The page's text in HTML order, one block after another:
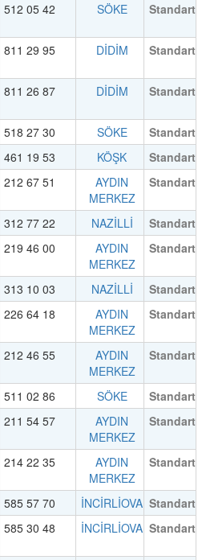
512 05 42 SÖKE Standart
811 29 95 DİDİM Standart
811 26 87 DİDİM Standart
518 27 30 SÖKE
Standart
461 19 53 KÖŞK
Standart
212 67 51
AYDIN
MERKEZ
Standart
312 77 22 NAZİLLİ
Standart
219 46 00
AYDIN
MERKEZ
Standart
313 10 03 NAZİLLİ
Standart
226 64 18
AYDIN
MERKEZ
Standart
212 46 55
AYDIN
MERKEZ
Standart
511 02 86 SÖKE
Standart
211 54 57
AYDIN
MERKEZ
Standart
214 22 35
AYDIN
MERKEZ
Standart
585 57 70 İNCİRLİOVA Standart
585 30 48 İNCİRLİOVA Standart